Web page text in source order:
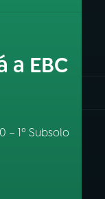
a EBC
– 1º Subsolo